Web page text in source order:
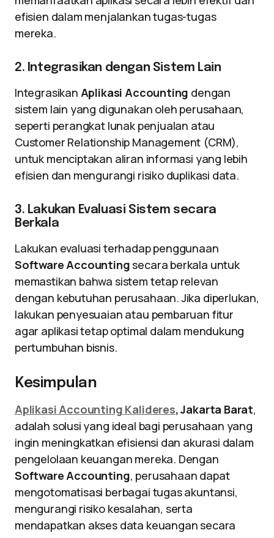
efisien dalam menjalankan tugas-tugas
mereka.
2. Integrasikan dengan Sistem Lain
Integrasikan Aplikasi Accounting dengan
sistem lain yang digunakan oleh perusahaan,
seperti perangkat lunak penjualan atau
Customer Relationship Management (CRM),
untuk menciptakan aliran informasi yang lebih
efisien dan mengurangi risiko duplikasi data.
3. Lakukan Evaluasi Sistem secara
Berkala
Lakukan evaluasi terhadap penggunaan
Software Accountingsecara berkala untuk
memastikan bahwa sistem tetap relevan
dengan kebutuhan perusahaan. Jika diperlukan,
lakukan penyesuaian atau pembaruan fitur
agar aplikasi tetap optimal dalam mendukung
pertumbuhan bisnis.
Kesimpulan
Aplikasi Accounting Kalideres, Jakarta Barat,
adalah solusi yang ideal bagi perusahaan yang
ingin meningkatkan efisiensi dan akurasi dalam
pengelolaan keuangan mereka. Dengan
Software Accounting, perusahaan dapat
mengotomatisasi berbagai tugas akuntansi,
mengurangi risiko kesalahan, serta
mendapatkan akses data keuangan secara